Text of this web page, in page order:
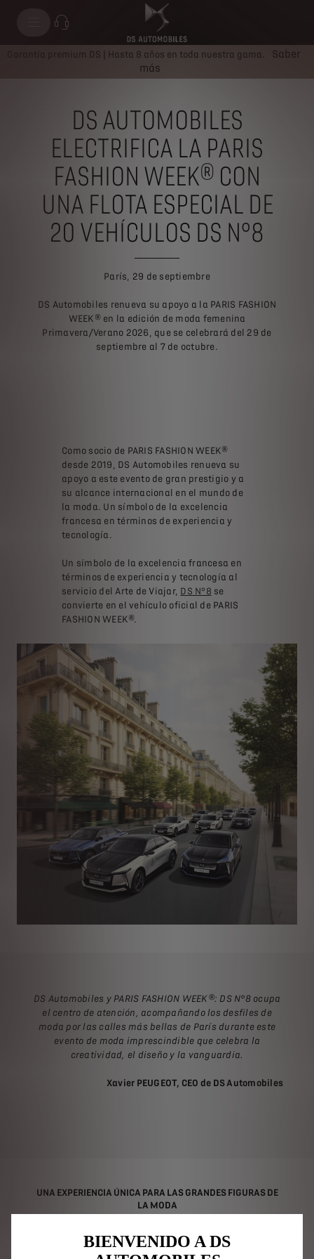
Garantía premium DS | Hasta 8 años en toda nuestra gama.
Saber
más
DS AUTOMOBILES
ELECTRIFICA LA PARIS
FASHION WEEK® CON
UNA FLOTA ESPECIAL DE
20 VEHÍCULOS DS N°8
París, 29 de septiembre
DS Automobiles renueva su apoyo a la PARIS FASHION
WEEK® en la edición de moda femenina
Primavera/Verano 2026, que se celebrará del 29 de
septiembre al 7 de octubre.
Como socio de PARIS FASHION WEEK®
desde 2019, DS Automobiles renueva su
apoyo a este evento de gran prestigio y a
su alcance internacional en el mundo de
la moda. Un símbolo de la excelencia
francesa en términos de experiencia y
tecnología.
Un símbolo de la excelencia francesa en
términos de experiencia y tecnología al
servicio del Arte de Viajar, DS N°8 se
convierte en el vehículo oficial de PARIS
FASHION WEEK®.
DS Automobiles y PARIS FASHION WEEK®: DS N°8 ocupa
el centro de atención, acompañando los desfiles de
moda por las calles más bellas de París durante este
evento de moda imprescindible que celebra la
creatividad, el diseño y la vanguardia.
Xavier PEUGEOT, CEO de DS Automobiles
UNA EXPERIENCIA ÚNICA PARA LAS GRANDES FIGURAS DE
LA MODA
a dos o cuatro ruedas, los DS N°8 puestos a disposición
BIENVENIDO A DS